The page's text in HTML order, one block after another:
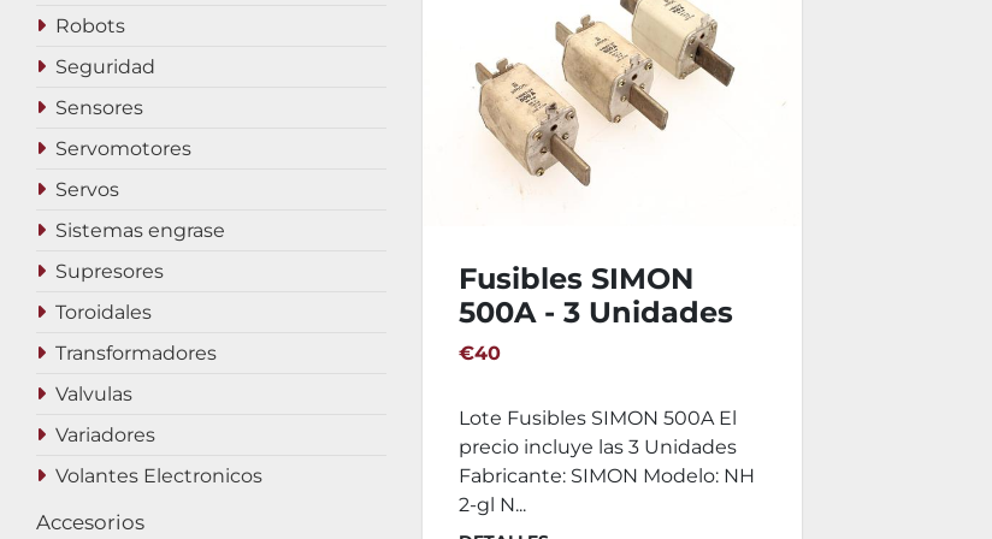
Robots
Seguridad
Sensores
Servomotores
Servos
Sistemas engrase
Supresores
Toroidales
Transformadores
Valvulas
Variadores
Volantes Electronicos
Accesorios
Fusibles SIMON
500A - 3 Unidades
€40
Lote Fusibles SIMON 500A El
precio incluye las 3 Unidades
Fabricante: SIMON Modelo: NH
2-gl N...